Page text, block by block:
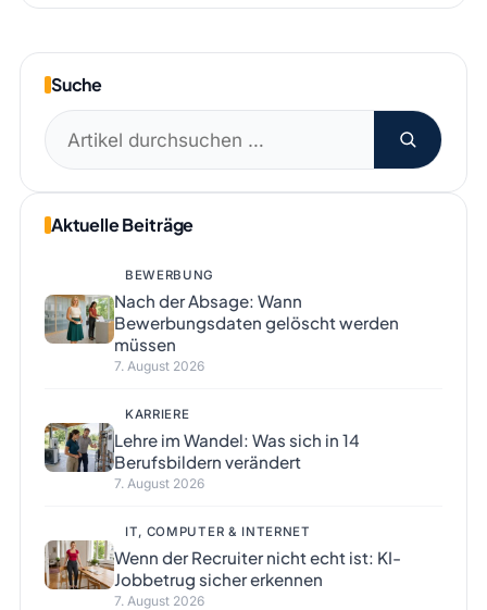
Suche
Suchen
nach:
Aktuelle Beiträge
BEWERBUNG
Nach der Absage: Wann
Bewerbungsdaten gelöscht werden
müssen
7. August 2026
KARRIERE
Lehre im Wandel: Was sich in 14
Berufsbildern verändert
7. August 2026
IT, COMPUTER & INTERNET
Wenn der Recruiter nicht echt ist: KI-
Jobbetrug sicher erkennen
7. August 2026